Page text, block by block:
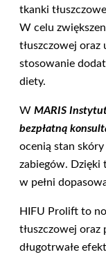
tkanki
W celu
tłuszczowej oraz
stosowanie
diety.
W MARIS
bezpłatną
ocenią stan
zabiegów. Dzięki
w pełni
HIFU Prolift to
tłuszczowej
długotrwałe